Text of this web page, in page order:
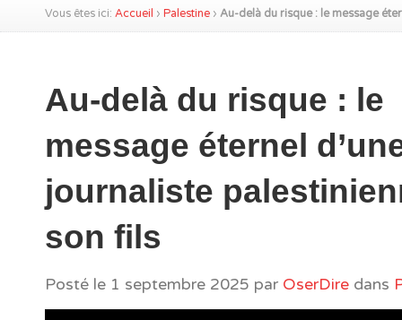
Vous êtes ici: Accueil › Palestine › Au-delà du risque : le message
Au-delà du risque : le
message éternel
journaliste
son fils
Posté le 1 septembre 2025 par OserDire dans